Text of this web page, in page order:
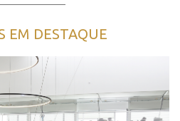
EM DESTAQUE